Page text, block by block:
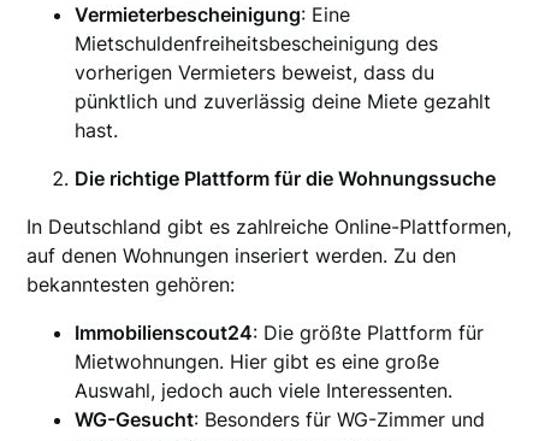
Vermieterbescheinigung: Eine
Mietschuldenfreiheitsbescheinigung des
vorherigen Vermieters beweist, dass du
pünktlich und zuverlässig deine Miete gezahlt
hast.
Die richtige Plattform für die Wohnungssuche
In Deutschland gibt es zahlreiche Online-Plattformen,
auf denen Wohnungen inseriert werden. Zu den
bekanntesten gehören:
Immobilienscout24: Die größte Plattform für
Mietwohnungen. Hier gibt es eine große
Auswahl, jedoch auch viele Interessenten.
WG-Gesucht: Besonders für WG-Zimmer und